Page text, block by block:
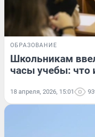
ОБРАЗОВАНИЕ
Школьникам
часы учебы: что
18 апреля, 2026, 15:01